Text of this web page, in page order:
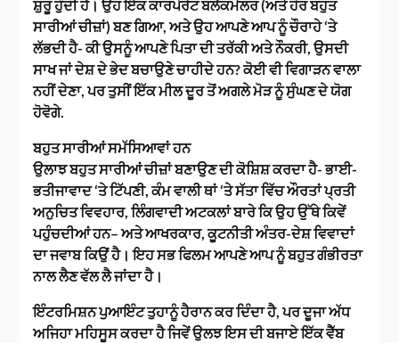
ਸ਼ੁਰੂ ਹੁੰਦੀ ਹੈ। ਉਹ ਇੱਕ ਕਾਰਪੋਰੇਟ ਬਲੈਕਮੇਲਰ (ਅਤੇ ਹੋਰ ਬਹੁਤ
ਸਾਰੀਆਂ ਚੀਜ਼ਾਂ) ਬਣ ਗਿਆ, ਅਤੇ ਉਹ ਆਪਣੇ ਆਪ ਨੂੰ ਚੌਰਾਹੇ ‘ਤੇ
ਲੱਭਦੀ ਹੈ- ਕੀ ਉਸਨੂੰ ਆਪਣੇ ਪਿਤਾ ਦੀ ਤਰੱਕੀ ਅਤੇ ਨੌਕਰੀ, ਉਸਦੀ
ਸਾਖ ਜਾਂ ਦੇਸ਼ ਦੇ ਭੇਦ ਬਚਾਉਣੇ ਚਾਹੀਦੇ ਹਨ? ਕੋਈ ਵੀ ਵਿਗਾੜਨ ਵਾਲਾ
ਨਹੀਂ ਦੇਣਾ, ਪਰ ਤੁਸੀਂ ਇੱਕ ਮੀਲ ਦੂਰ ਤੋਂ ਅਗਲੇ ਮੋੜ ਨੂੰ ਸੁੰਘਣ ਦੇ ਯੋਗ
ਹੋਵੋਗੇ.
ਬਹੁਤ ਸਾਰੀਆਂ ਸਮੱਸਿਆਵਾਂ ਹਨ
ਉਲਾਝ ਬਹੁਤ ਸਾਰੀਆਂ ਚੀਜ਼ਾਂ ਬਣਾਉਣ ਦੀ ਕੋਸ਼ਿਸ਼ ਕਰਦਾ ਹੈ- ਭਾਈ-
ਭਤੀਜਾਵਾਦ ‘ਤੇ ਟਿੱਪਣੀ, ਕੰਮ ਵਾਲੀ ਥਾਂ ‘ਤੇ ਸੱਤਾ ਵਿੱਚ ਔਰਤਾਂ ਪ੍ਰਤੀ
ਅਨੁਚਿਤ ਵਿਵਹਾਰ, ਲਿੰਗਵਾਦੀ ਅਟਕਲਾਂ ਬਾਰੇ ਕਿ ਉਹ ਉੱਥੇ ਕਿਵੇਂ
ਪਹੁੰਚਦੀਆਂ ਹਨ– ਅਤੇ ਆਖਰਕਾਰ, ਕੂਟਨੀਤੀ ਅੰਤਰ-ਦੇਸ਼ ਵਿਵਾਦਾਂ
ਦਾ ਜਵਾਬ ਕਿਉਂ ਹੈ। ਇਹ ਸਭ ਫਿਲਮ ਆਪਣੇ ਆਪ ਨੂੰ ਬਹੁਤ ਗੰਭੀਰਤਾ
ਨਾਲ ਲੈਣ ਵੱਲ ਲੈ ਜਾਂਦਾ ਹੈ।
ਇੰਟਰਮਿਸ਼ਨ ਪੁਆਇੰਟ ਤੁਹਾਨੂੰ ਹੈਰਾਨ ਕਰ ਦਿੰਦਾ ਹੈ, ਪਰ ਦੂਜਾ ਅੱਧ
ਅਜਿਹਾ ਮਹਿਸੂਸ ਕਰਦਾ ਹੈ ਜਿਵੇਂ ਉਲਝ ਇਸ ਦੀ ਬਜਾਏ ਇੱਕ ਵੈੱਬ